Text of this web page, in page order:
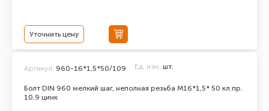
Уточнить цену
Болт DIN 960 мелкий шаг, неполная резьба M16*1,5* 50 кл.пр.
10.9 цинк
Артикул: 960-16*1,5*50/109 Ед. изм. шт.